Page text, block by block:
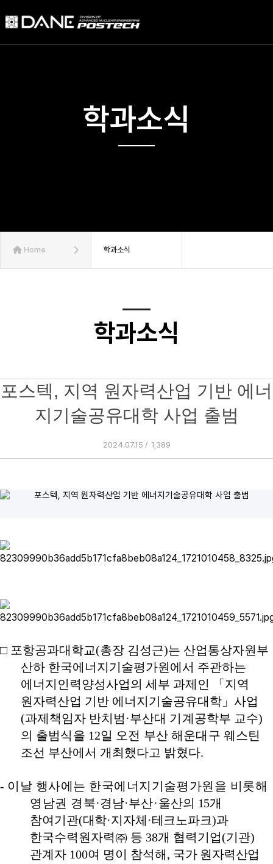
학과소식
Home 학과소식
학과소식
포스텍, 지역 원자력산업 기반 에너
지기술공유대학 사업 출범
2024.07.15 / 1,389
□ 포항공과대학교(총장 김성근)는 산업통상자원부
산하 한국에너지기술평가원에서 주관하는
에너지인력양성사업의 세부 과제인
「 지역
원자력산업 기반 에너지기술공유대학」 사업
(과제책임자 반치범 ·부산대 기계공학부 교수)
의 출범식을 12일 오전 부산 해운대구 웨 스틴
조선 부산에서 개최했다고 밝혔다.
- 이날 행사에는 한국에너지기술평가원을 비롯해
영남권 경북·경남·부산·울산의 15개
참여기관(대학·지자체 ·테크노파크)과
한국수력원자력㈜ 등 38개 협력기업(기관)
관계자 100여 명이 참석해 , 국가 원자력산업